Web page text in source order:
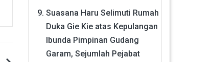
Suasana Haru Selimuti Rumah
Duka Gie Kie atas Kepulangan
Ibunda Pimpinan Gudang
Garam, Sejumlah Pejabat